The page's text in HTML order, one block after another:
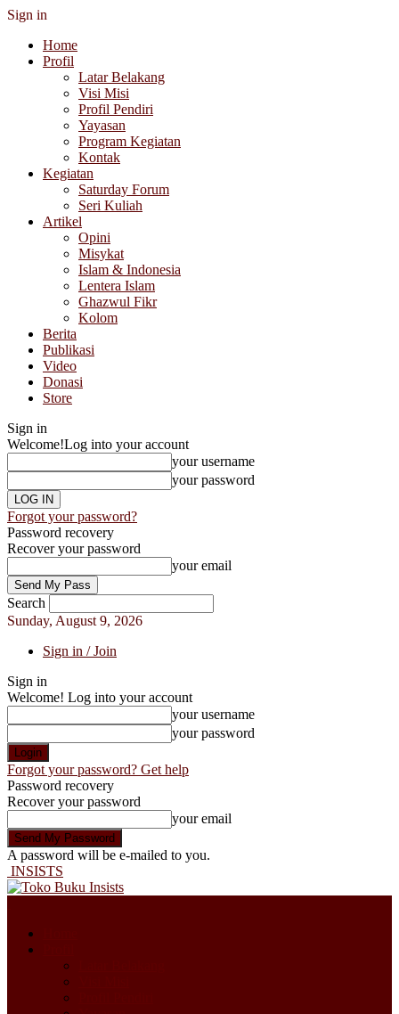
Sign in
Home
Profil
Latar Belakang
Visi Misi
Profil Pendiri
Yayasan
Program Kegiatan
Kontak
Kegiatan
Saturday Forum
Seri Kuliah
Artikel
Opini
Misykat
Islam & Indonesia
Lentera Islam
Ghazwul Fikr
Kolom
Berita
Publikasi
Video
Donasi
Store
Sign in
Welcome!Log into your account
your username
your password
Forgot your password?
Password recovery
Recover your password
your email
Search
Sunday, August 9, 2026
Sign in / Join
Sign in
Welcome! Log into your account
your username
your password
Forgot your password? Get help
Password recovery
Recover your password
your email
A password will be e-mailed to you.
INSISTS